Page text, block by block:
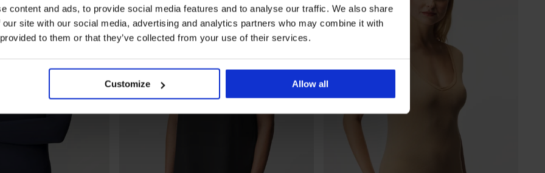
content and ads, to provide social media features and to analyse our traffic. We also share
site with our social media, advertising and analytics partners who may combine it with
to them or that they’ve collected from your use of their services.
Customize Allow all